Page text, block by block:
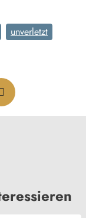
unverletzt